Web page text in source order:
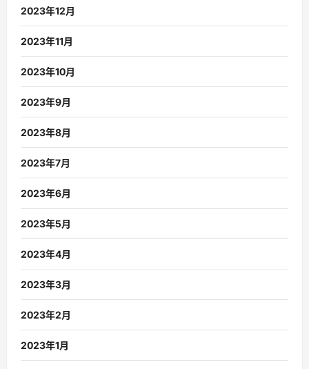
2023年12月
2023年11月
2023年10月
2023年9月
2023年8月
2023年7月
2023年6月
2023年5月
2023年4月
2023年3月
2023年2月
2023年1月